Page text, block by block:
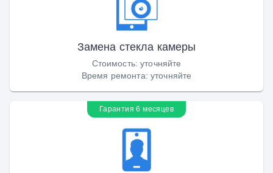
Замена стекла камеры
Стоимость:уточняйте
Время ремонта: уточняйте
Гарантия 6 месяцев